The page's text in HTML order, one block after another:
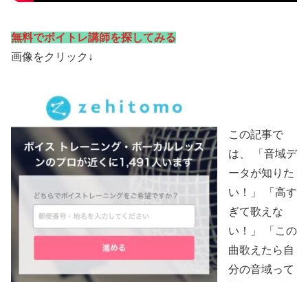
無料でボイトレ講師を探してみる
画像をクリック↓
この記事で
は、 「音域デ
ータが知りた
い！」 「高す
ぎて歌えな
い！」 「この
曲歌えたら自
分の音域って